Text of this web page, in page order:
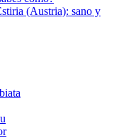
(Austria): sano y